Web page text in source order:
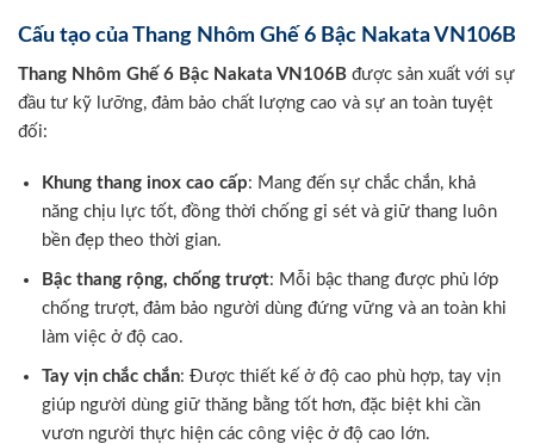
Cấu tạo của Thang Nhôm Ghế 6 Bậc Nakata VN106B
Thang Nhôm Ghế 6 Bậc Nakata VN106B được sản xuất với sự
đầu tư kỹ lưỡng, đảm bảo chất lượng cao và sự an toàn tuyệt
đối:
Khung thang inox cao cấp: Mang đến sự chắc chắn, khả
năng chịu lực tốt, đồng thời chống gỉ sét và giữ thang luôn
bền đẹp theo thời gian.
Bậc thang rộng, chống trượt: Mỗi bậc thang được phủ lớp
chống trượt, đảm bảo người dùng đứng vững và an toàn khi
làm việc ở độ cao.
Tay vịn chắc chắn: Được thiết kế ở độ cao phù hợp, tay vịn
giúp người dùng giữ thăng bằng tốt hơn, đặc biệt khi cần
vươn người thực hiện các công việc ở độ cao lớn.